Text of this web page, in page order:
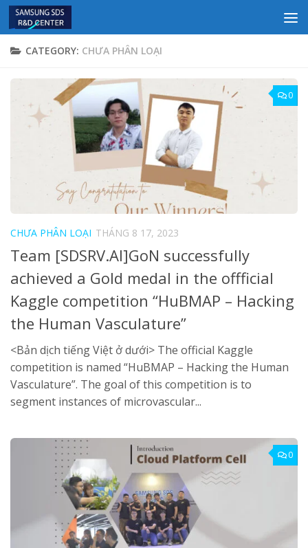
Skip to content
CATEGORY: CHƯA PHÂN LOẠI
0
CHƯA PHÂN LOẠI THÁNG 8 17, 2023
Team [SDSRV.AI]GoN successfully
achieved a Gold medal in the offficial
Kaggle competition “HuBMAP – Hacking
the Human Vasculature”
<Bản dịch tiếng Việt ở dưới> The official Kaggle
competition is named “HuBMAP – Hacking the Human
Vasculature”. The goal of this competition is to
segment instances of microvascular...
0